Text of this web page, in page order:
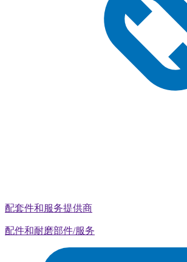
配套件和服务提供商
配件和耐磨部件/服务